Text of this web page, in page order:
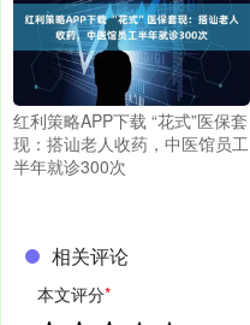
红利策略APP下载 “花式”医保套
现：搭讪老人收药，中医馆员工
半年就诊300次
相关评论
本文评分*